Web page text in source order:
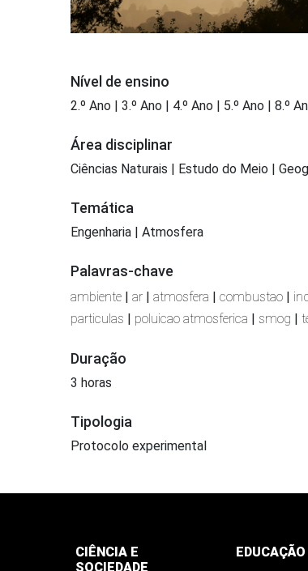
Nível de ensino
2.º Ano | 3.º Ano | 4.º Ano | 5.º Ano | 8.º
Área disciplinar
Ciências Naturais | Estudo do Meio |
Temática
Engenharia | Atmosfera
Palavras-chave
ambiente | ar | atmosfera | combustao |
particulas | poluicao atmosferica | smog |
Duração
3 horas
Tipologia
Protocolo experimental
CIÊNCIA E
SOCIEDADE
EDUCAÇÃO